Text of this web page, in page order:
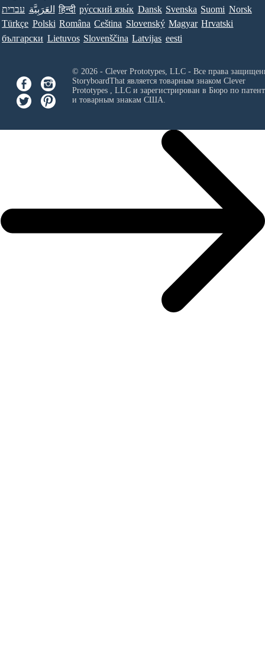
עברית العَرَبِيَّة हिन्दी ру́сский язы́к Dansk Svenska Suomi Norsk
Türkçe Polski Româna Ceština Slovenský Magyar Hrvatski
български Lietuvos Slovenščina Latvijas eesti
© 2026 - Clever Prototypes, LLC - Все права
StoryboardThat является товарным знаком Clever
Prototypes , LLCи зарегистрирован в Бюро по
и товарным знакам США.